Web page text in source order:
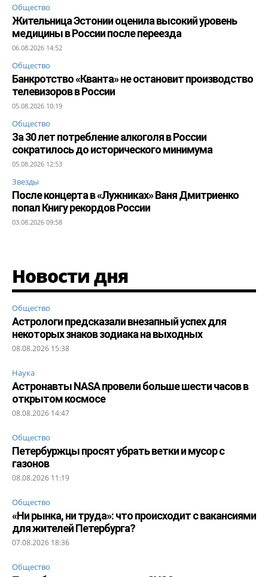
Общество
Жительница Эстонии оценила высокий уровень
медицины в России после переезда
06.08.2026 14:52
Общество
Банкротство «Кванта» не остановит производство
телевизоров в России
05.08.2026 10:19
Общество
За 30 лет потребление алкоголя в России
сократилось до исторического минимума
05.08.2026 12:53
Звезды
После концерта в «Лужниках» Ваня Дмитриенко
попал Книгу рекордов России
03.08.2026 09:58
Новости дня
Общество
Астрологи предсказали внезапный успех для
некоторых знаков зодиака на выходных
08.08.2026 15:38
Наука
Астронавты NASA провели больше шести часов в
открытом космосе
08.08.2026 14:47
Общество
Петербуржцы просят убрать ветки и мусор с
газонов
08.08.2026 11:19
Общество
«Ни рынка, ни труда»: что происходит с вакансиями
для жителей Петербурга?
07.08.2026 18:36
Общество